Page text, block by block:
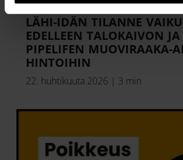
LÄHI-IDÄN TILANNE
EDELLEEN TALOKAIVON JA
PIPELIFEN MUOVIRAAKA-
HINTOIHIN
22. huhtikuuta 2026 | 3 min